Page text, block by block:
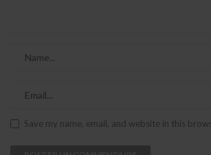
Save my name, email, and website in this